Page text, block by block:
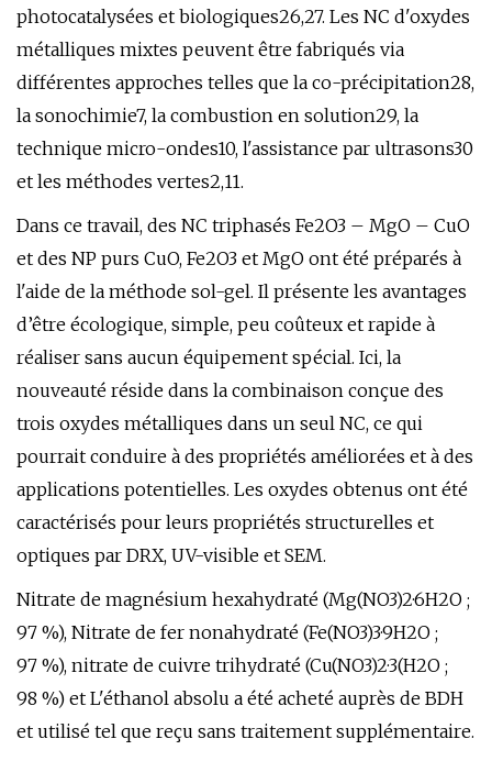
photocatalysées et biologiques26,27. Les NC d'oxydes
métalliques mixtes peuvent être fabriqués via
différentes approches telles que la co-précipitation28,
la sonochimie7, la combustion en solution29, la
technique micro-ondes10, l'assistance par ultrasons30
et les méthodes vertes2,11.
Dans ce travail, des NC triphasés Fe2O3 – MgO – CuO
et des NP purs CuO, Fe2O3 et MgO ont été préparés à
l'aide de la méthode sol-gel. Il présente les avantages
d’être écologique, simple, peu coûteux et rapide à
réaliser sans aucun équipement spécial. Ici, la
nouveauté réside dans la combinaison conçue des
trois oxydes métalliques dans un seul NC, ce qui
pourrait conduire à des propriétés améliorées et à des
applications potentielles. Les oxydes obtenus ont été
caractérisés pour leurs propriétés structurelles et
optiques par DRX, UV-visible et SEM.
Nitrate de magnésium hexahydraté (Mg(NO3)2·6H2O ;
97 %), Nitrate de fer nonahydraté (Fe(NO3)3·9H2O ;
97 %), nitrate de cuivre trihydraté (Cu(NO3)2·3(H2O ;
98 %) et L'éthanol absolu a été acheté auprès de BDH
et utilisé tel que reçu sans traitement supplémentaire.